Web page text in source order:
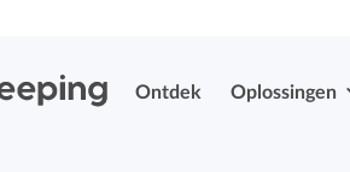
Ontdek Oplossingen